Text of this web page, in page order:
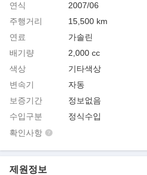
연식
2007/06
주행거리
15,500 km
연료
가솔린
배기량
2,000 cc
색상
기타색상
변속기
자동
보증기간
정보없음
수입구분
정식수입
확인사항
제원정보